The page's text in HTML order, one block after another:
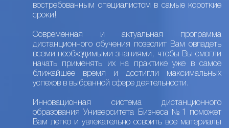
востребованным специалистом в самые короткие
сроки!
Современная и актуальная программа
дистанционного обучения позволит Вам овладеть
всеми необходимыми знаниями, чтобы Вы смогли
начать применять их на практике уже в самое
ближайшее время и достигли максимальных
успехов в выбранной сфере деятельности.
Инновационная система дистанционного
образования Университета Бизнеса №1 поможет
Вам легко и увлекательно освоить все материалы